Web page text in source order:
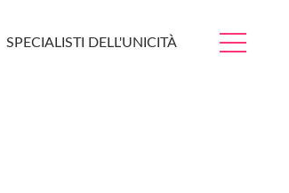
SPECIALISTI DELL'UNICITÀ